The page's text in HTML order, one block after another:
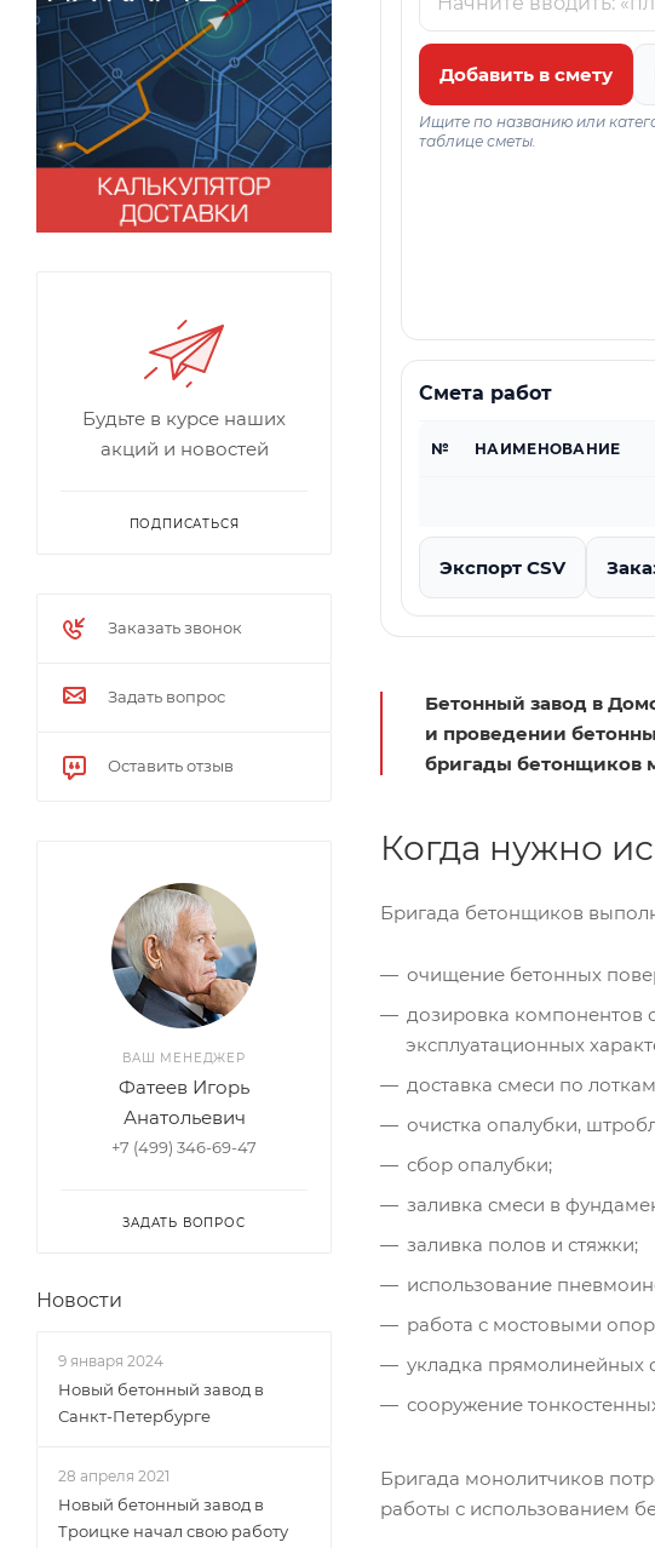
Добавить в смету
Ищите по названию или
таблице сметы.
Смета работ
№ НАИМЕНОВАНИЕ
Экспорт CSV
Бетонный завод в
и проведении
бригады бетонщиков
Когда нужно
Бригада бетонщиков
очищение бетонных
дозировка компонентов
эксплуатационных
доставка смеси по
очистка опалубки,
сбор опалубки;
заливка смеси в
заливка полов и стяжки;
использование
работа с мостовыми
укладка прямолинейных
сооружение
Бригада монолитчиков
работы с использованием
Будьте в курсе наших
акций и новостей
ПОДПИСАТЬСЯ
Заказать звонок
Задать вопрос
Оставить отзыв
ВАШ МЕНЕДЖЕР
Фатеев Игорь
Анатольевич
+7 (499) 346-69-47
ЗАДАТЬ ВОПРОС
Новости
9 января 2024
Новый бетонный завод в
Санкт-Петербурге
28 апреля 2021
Новый бетонный завод в
Троицке начал свою работу